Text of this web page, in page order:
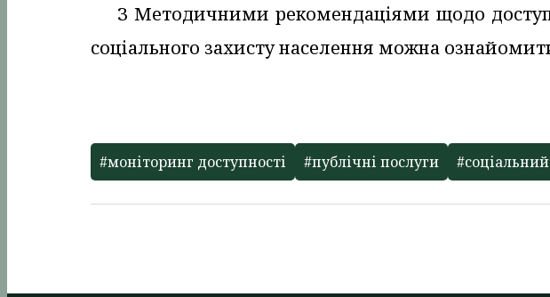
З Методичними рекомендаціями щодо
соціального захисту населення можна
#моніторинг доступності #публічні послуги